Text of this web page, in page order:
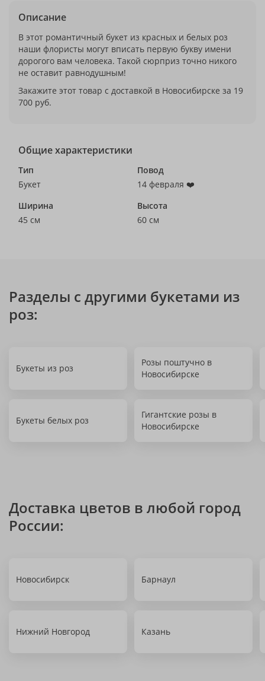
Описание
В этот романтичный букет из красных и белых роз
наши флористы могут вписать первую букву имени
дорогого вам человека. Такой сюрприз точно никого
не оставит равнодушным!
Закажите этот товар с доставкой в Новосибирске за 19
700 руб.
Общие характеристики
Тип
Букет
Повод
14 февраля ❤️
Ширина
45 см
Высота
60 см
Разделы с другими букетами из
роз:
Букеты из роз
Розы поштучно в
Новосибирске
Букеты белых роз
Гигантские розы в
Новосибирске
Доставка цветов в любой город
России:
Новосибирск Барнаул
Нижний Новгород Казань